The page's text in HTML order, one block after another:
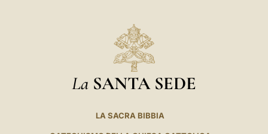
La SANTA SEDE
LA SACRA BIBBIA